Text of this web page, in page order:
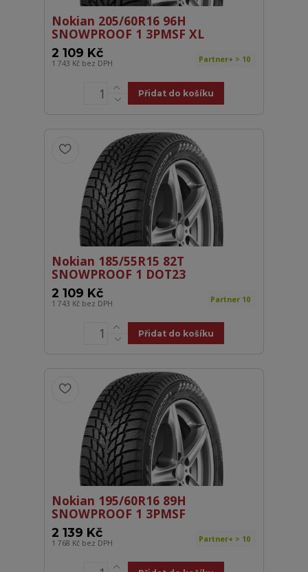
Nokian 205/60R16 96H
SNOWPROOF 1 3PMSF XL
2 109 Kč
1 743 Kč bez DPH Partner+ > 10
Přidat do košíku
Nokian 185/55R15 82T
SNOWPROOF 1 DOT23
2 109 Kč
1 743 Kč bez DPH Partner 10
Přidat do košíku
Nokian 195/60R16 89H
SNOWPROOF 1 3PMSF
2 139 Kč
1 768 Kč bez DPH Partner+ > 10